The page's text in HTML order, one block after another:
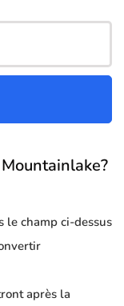
le champ ci-dessus
après la